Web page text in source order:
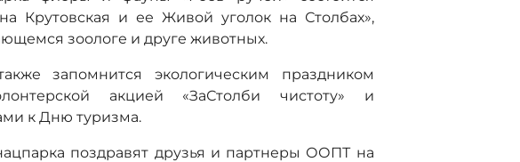
Крутовская и ее Живой уголок на Столбах»,
зоологе и друге животных.
запомнится экологическим праздником
акцией «ЗаСтолби чистоту» и
к Дню туризма.
поздравят друзья и партнеры ООПТ на